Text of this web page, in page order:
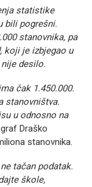
statistike
bili pogrešni.
stanovnika, pa
koji je izbjegao u
desilo.
čak 1.450.000.
stanovništva.
u odnosno na
Draško
stanovnika.
tačan podatak.
škole,